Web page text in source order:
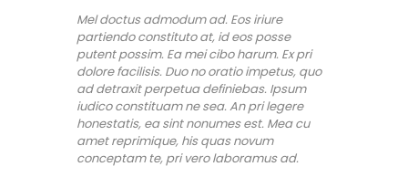
Mel doctus admodum ad. Eos iriure
partiendo constituto at, id eos posse
putent possim. Ea mei cibo harum. Ex pri
dolore facilisis. Duo no oratio impetus, quo
ad detraxit perpetua definiebas. Ipsum
iudico constituam ne sea. An pri legere
honestatis, ea sint nonumes est. Mea cu
amet reprimique, his quas novum
conceptam te, pri vero laboramus ad.